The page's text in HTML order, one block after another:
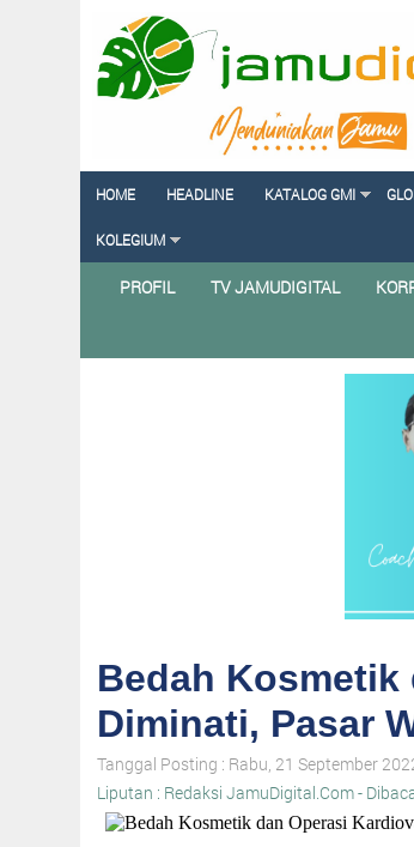
HOME HEADLINE KATALOG GMI
KOLEGIUM
PROFIL TV JAMUDIGITAL
Bedah
Diminati, Pasar
Tanggal Posting : Rabu, 21 September
Liputan : Redaksi JamuDigital.Com -